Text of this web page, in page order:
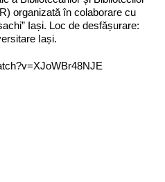
organizată în colaborare cu
Iași. Loc de desfășurare:
Iași.